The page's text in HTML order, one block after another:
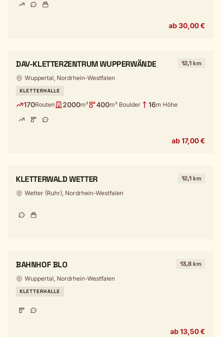
ab 30,00 €
DAV-KLETTERZENTRUM WUPPERWÄNDE 12,1 km
Wuppertal, Nordrhein-Westfalen
KLETTERHALLE
170Routen 2000m² 400m² Boulder 16m Höhe
ab 17,00 €
KLETTERWALD WETTER 12,1 km
Wetter (Ruhr), Nordrhein-Westfalen
BAHNHOF BLO 13,8 km
Wuppertal, Nordrhein-Westfalen
KLETTERHALLE
ab 13,50 €